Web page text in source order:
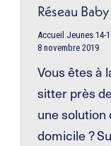
Réseau
Accueil Jeunes 14-
8 novembre 2019
Vous êtes à
sitter près
une solution
domicile ?